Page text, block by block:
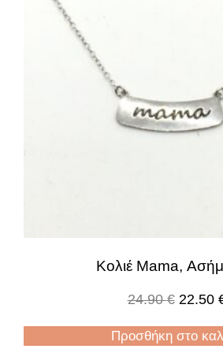
Κολιέ Mama,
24.90€ 22.50
Προσθήκη στο